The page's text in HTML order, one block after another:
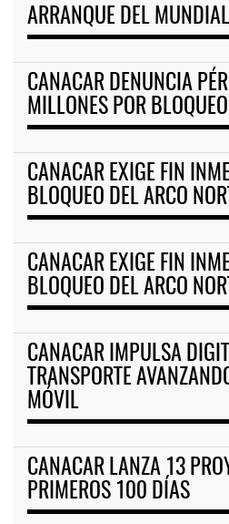
ARRANQUE DEL MUNDIAL
CANACAR DENUNCIA
MILLONES POR
CANACAR EXIGE FIN
BLOQUEO DEL ARCO
CANACAR EXIGE FIN
BLOQUEO DEL ARCO
CANACAR IMPULSA
TRANSPORTE
MÓVIL
CANACAR LANZA 13
PRIMEROS 100 DÍAS